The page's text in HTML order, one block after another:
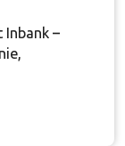
Inbank –